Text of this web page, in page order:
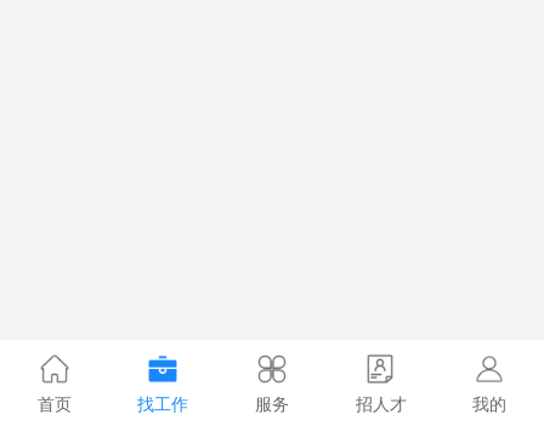
首页 找工作 服务 招人才 我的